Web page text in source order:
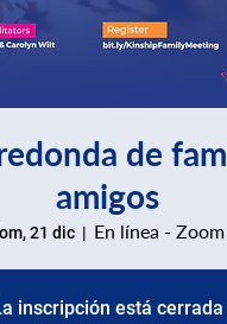
de
amigos
21 dic
  |
En línea - Zoom
inscripción está cerrada